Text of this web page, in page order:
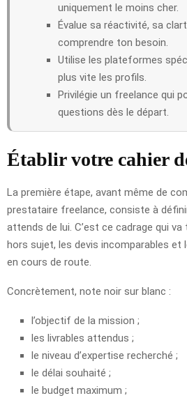
uniquement le moins cher.
Évalue sa réactivité, sa
comprendre ton besoin.
Utilise les plateformes
plus vite les profils.
Privilégie un freelance qui
questions dès le départ.
Établir votre cahier
La première étape, avant même de
prestataire freelance, consiste à
attends de lui. C’est ce cadrage qui
hors sujet, les devis incomparables et
en cours de route.
Concrètement, note noir sur blanc :
l’objectif de la mission ;
les livrables attendus ;
le niveau d’expertise recherché ;
le délai souhaité ;
le budget maximum ;